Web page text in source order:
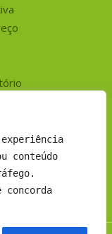
experiência
conteúdo